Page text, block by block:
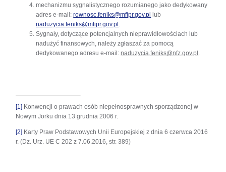
się
w
nowej
karcie
mechanizmu sygnalistycznego rozumianego jako dedykowany
adres e-mail:rownosc.feniks@mfipr.gov.pl lub
naduzycia.feniks@mfipr.gov.pl
Sygnały, dotyczące potencjalnych nieprawidłowościach lub
nadużyć finansowych, należy zgłaszać za pomocą
dedykowanego adresu e-mail:naduzycia.feniks@nfz.gov.pl
[1] Konwencji o prawach osób niepełnosprawnych sporządzonej w
Nowym Jorku dnia 13 grudnia 2006 r.
[2] Karty Praw Podstawowych Unii Europejskiej z dnia 6 czerwca 2016
r. (Dz. Urz. UE C 202 z 7.06.2016, str. 389)